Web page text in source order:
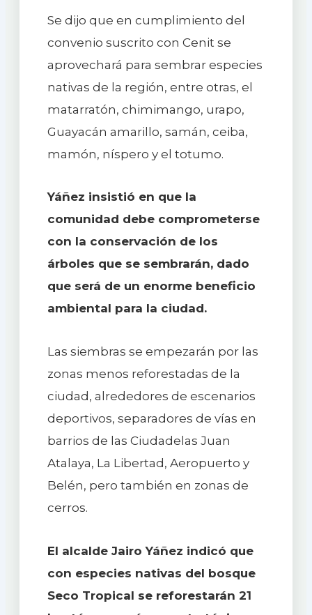
Se dijo que en cumplimiento del
convenio suscrito con Cenit se
aprovechará para sembrar especies
nativas de la región, entre otras, el
matarratón, chimimango, urapo,
Guayacán amarillo, samán, ceiba,
mamón, níspero y el totumo.
Yáñez insistió en que la
comunidad debe comprometerse
con la conservación de los
árboles que se sembrarán, dado
que será de un enorme beneficio
ambiental para la ciudad.
Las siembras se empezarán por las
zonas menos reforestadas de la
ciudad, alrededores de escenarios
deportivos, separadores de vías en
barrios de las Ciudadelas Juan
Atalaya, La Libertad, Aeropuerto y
Belén, pero también en zonas de
cerros.
El alcalde Jairo Yáñez indicó que
con especies nativas del bosque
Seco Tropical se reforestarán 21